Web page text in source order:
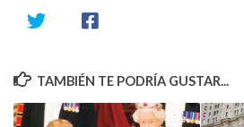
TAMBIÉN TE PODRÍA GUSTAR...